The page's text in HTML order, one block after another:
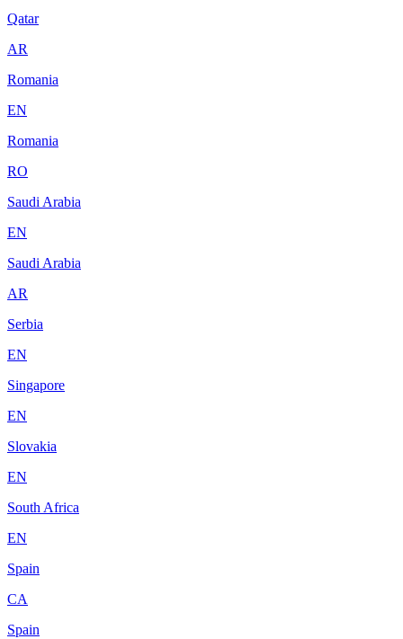
Qatar
AR
Romania
EN
Romania
RO
Saudi Arabia
EN
Saudi Arabia
AR
Serbia
EN
Singapore
EN
Slovakia
EN
South Africa
EN
Spain
CA
Spain